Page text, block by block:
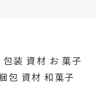
包装 資材 お 菓子
包 資材 和菓子